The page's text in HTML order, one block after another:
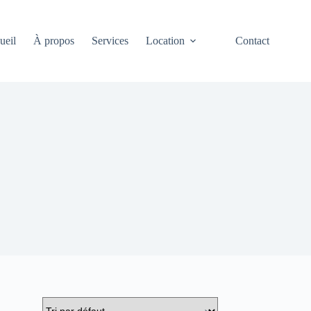
À propos Services Location Contact